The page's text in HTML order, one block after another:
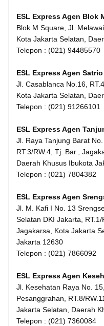
ESL Express Agen Blok
Blok M Square, Jl.
Kota Jakarta Selatan,
Telepon : (021) 94485570
ESL Express Agen
Jl. Casablanca No.16,
Kota Jakarta Selatan,
Telepon : (021) 91266101
ESL Express Agen
Jl. Raya Tanjung Barat
RT.3/RW.4, Tj. Bar.,
Daerah Khusus Ibukota
Telepon : (021) 7804382
ESL Express Agen
Jl. M. Kafi I No. 13
Selatan DKI Jakarta,
Jagakarsa, Kota Jakarta
Jakarta 12630
Telepon : (021) 7866092
ESL Express Agen
Jl. Kesehatan Raya No.
Pesanggrahan, RT.8/
Jakarta Selatan, Daerah
Telepon : (021) 7360084